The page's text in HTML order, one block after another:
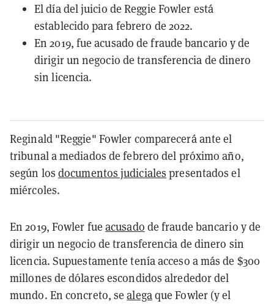
El día del juicio de Reggie Fowler está
establecido para febrero de 2022.
En 2019, fue acusado de fraude bancario y de
dirigir un negocio de transferencia de dinero
sin licencia.
Reginald "Reggie" Fowler comparecerá ante el
tribunal a mediados de febrero del próximo año,
según los documentos judiciales presentados el
miércoles.
En 2019, Fowler fue acusado de fraude bancario y de
dirigir un negocio de transferencia de dinero sin
licencia. Supuestamente tenía acceso a más de $300
millones de dólares escondidos alrededor del
mundo. En concreto, sealegaque Fowler (y el